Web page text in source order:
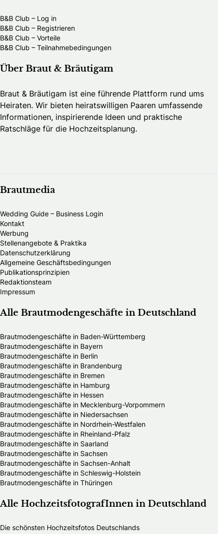
B&B Club – Log in
B&B Club – Registrieren
B&B Club – Vorteile
B&B Club – Teilnahmebedingungen
Über Braut & Bräutigam
Braut & Bräutigam ist eine führende Plattform rund ums
Heiraten. Wir bieten heiratswilligen Paaren umfassende
Informationen, inspirierende Ideen und praktische
Ratschläge für die Hochzeitsplanung.
Brautmedia
Wedding Guide – Business Login
Kontakt
Werbung
Stellenangebote & Praktika
Datenschutzerklärung
Allgemeine Geschäftsbedingungen
Publikationsprinzipien
Redaktionsteam
Impressum
Alle Brautmodengeschäfte in Deutschland
Brautmodengeschäfte in Baden-Württemberg
Brautmodengeschäfte in Bayern
Brautmodengeschäfte in Berlin
Brautmodengeschäfte in Brandenburg
Brautmodengeschäfte in Bremen
Brautmodengeschäfte in Hamburg
Brautmodengeschäfte in Hessen
Brautmodengeschäfte in Mecklenburg-Vorpommern
Brautmodengeschäfte in Niedersachsen
Brautmodengeschäfte in Nordrhein-Westfalen
Brautmodengeschäfte in Rheinland-Pfalz
Brautmodengeschäfte in Saarland
Brautmodengeschäfte in Sachsen
Brautmodengeschäfte in Sachsen-Anhalt
Brautmodengeschäfte in Schleswig-Holstein
Brautmodengeschäfte in Thüringen
Alle HochzeitsfotografInnen in Deutschland
Die schönsten Hochzeitsfotos Deutschlands